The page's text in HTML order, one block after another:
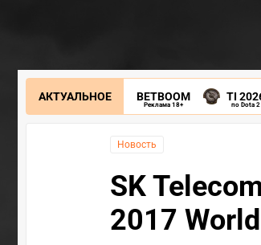
АКТУАЛЬНОЕ BETBOOM
Реклама 18+
TI
по Dota 2
Новость
SK
2017